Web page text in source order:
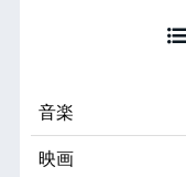
音楽
映画